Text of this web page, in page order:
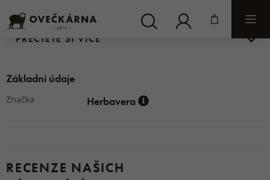
Obsah balení: 550 ml
Vyrobeno v České republice.
PŘEČTĚTE SI VÍCE
Základní údaje
Značka Herbavera
RECENZE NAŠICH